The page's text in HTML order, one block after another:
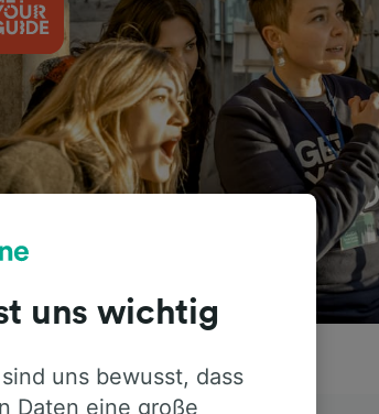
uns wichtig
uns bewusst, dass
Daten eine große